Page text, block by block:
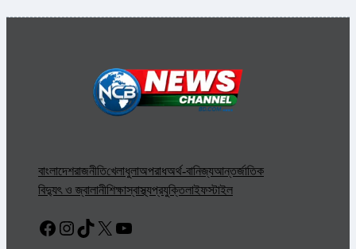
বাংলাদেশরাজনীতিখেলাধুলাঅপরাধঅর্থ-বানিজ্যআন্তর্জাতিক
বিদ্যুৎ ও জ্বালানীশিক্ষাস্বাস্থ্যপ্রযুক্তিলাইফস্টাইল
Facebook
Instagram
TikTok
X YouTube